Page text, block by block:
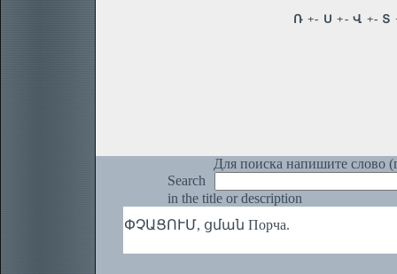
Для поиска напишите слово
Search
in the title or description
ՓՉԱՑՈՒՄ, ցման Порча.